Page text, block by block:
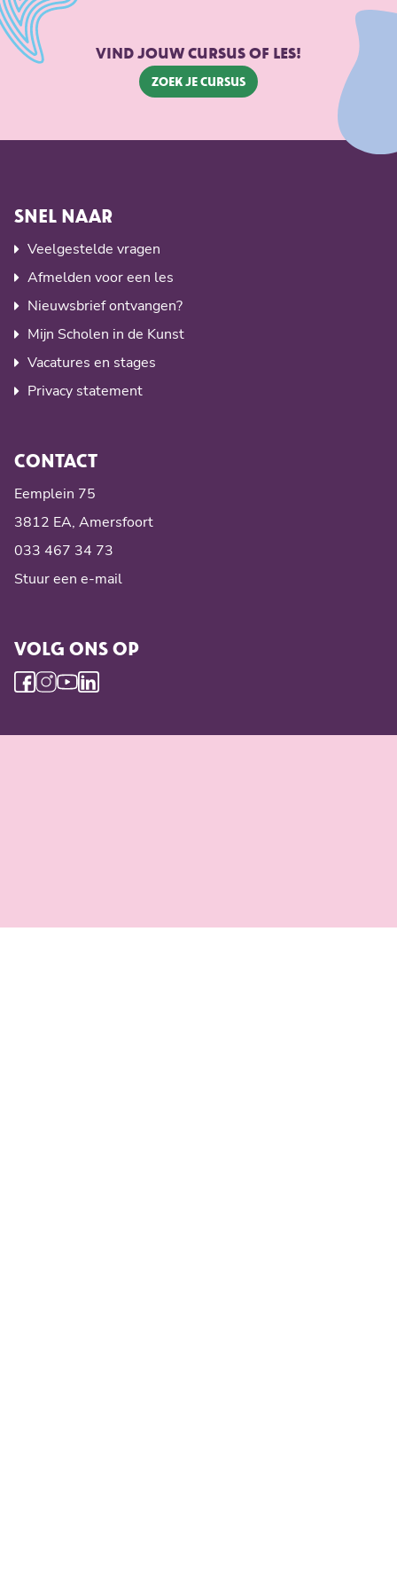
vooropleiding van een dansvakopleiding.
VIND JOUW CURSUS OF LES!
Zoek je cursus
SNEL NAAR
Veelgestelde vragen
Afmelden voor een les
Nieuwsbrief ontvangen?
Mijn Scholen in de Kunst
Vacatures en stages
Privacy statement
CONTACT
Eemplein 75
3812 EA, Amersfoort
033 467 34 73
Stuur een e-mail
VOLG ONS OP